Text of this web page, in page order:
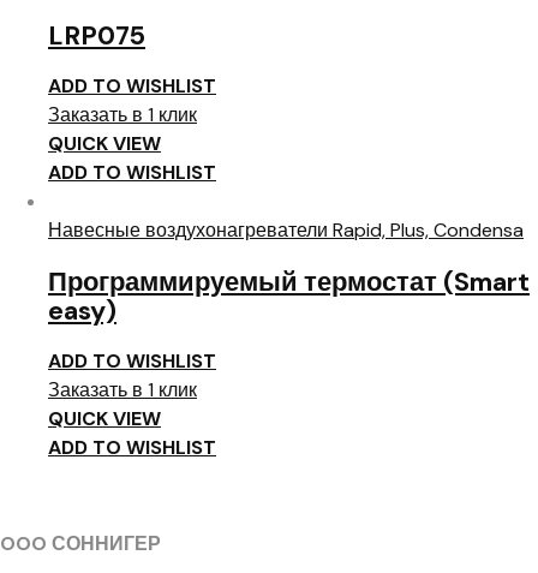
LRP075
ADD TO WISHLIST
Заказать в 1 клик
QUICK VIEW
ADD TO WISHLIST
Навесные воздухонагреватели Rapid, Plus, Condensa
Программируемый термостат (Smart
easy)
ADD TO WISHLIST
Заказать в 1 клик
QUICK VIEW
ADD TO WISHLIST
OOO СОННИГЕР